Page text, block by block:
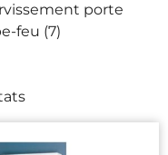
porte
feu (7)